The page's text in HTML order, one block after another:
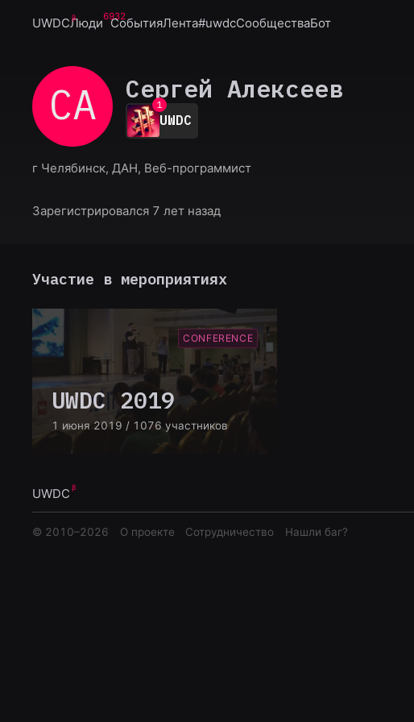
UWDCЛюди6932
СобытияЛента#uwdcСообществаБот
СА Сергей Алексеев
0
1
2
3
5
8
UWDC
г Челябинск, ДАН, Веб-программист
Зарегистрировался 7 лет назад
Участие в мероприятиях
CONFERENCE
UWDC 2019
1 июня 2019 / 1076 участников
UWDC
© 2010–2026 О проекте Сотрудничество Нашли баг?